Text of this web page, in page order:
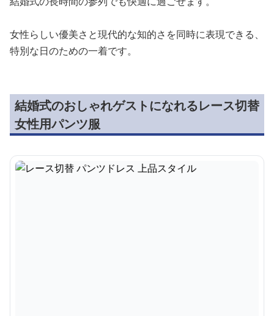
女性らしい優美さと現代的な知的さを同時に表現できる、
特別な日のための一着です。
結婚式のおしゃれゲストになれるレース切替
女性用パンツ服